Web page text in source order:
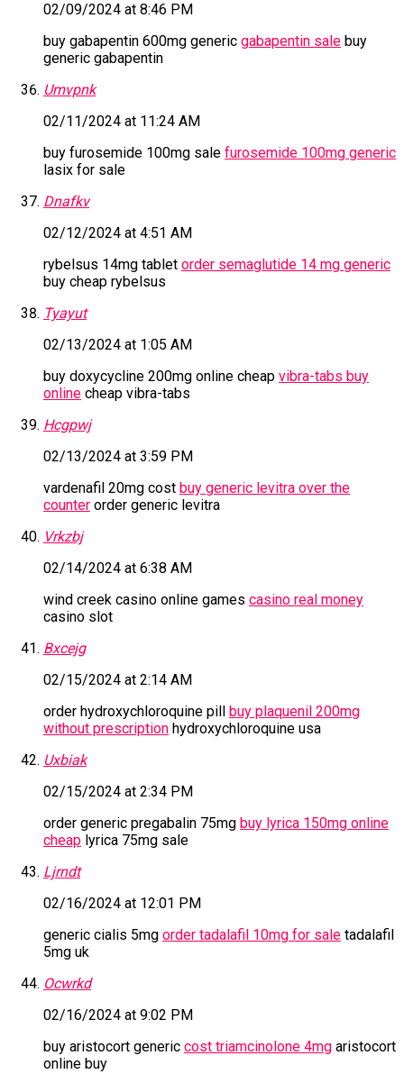
02/09/2024 at 8:46 PM
buy gabapentin 600mg generic gabapentin sale buy
generic gabapentin
Umvpnk
02/11/2024 at 11:24 AM
buy furosemide 100mg sale furosemide 100mg generic
lasix for sale
Dnafkv
02/12/2024 at 4:51 AM
rybelsus 14mg tablet order semaglutide 14 mg generic
buy cheap rybelsus
Tyayut
02/13/2024 at 1:05 AM
buy doxycycline 200mg online cheap vibra-tabs buy
online cheap vibra-tabs
Hcgpwj
02/13/2024 at 3:59 PM
vardenafil 20mg cost buy generic levitra over the
counter order generic levitra
Vrkzbj
02/14/2024 at 6:38 AM
wind creek casino online games casino real money
casino slot
Bxcejg
02/15/2024 at 2:14 AM
order hydroxychloroquine pill buy plaquenil 200mg
without prescription hydroxychloroquine usa
Uxbiak
02/15/2024 at 2:34 PM
order generic pregabalin 75mg buy lyrica 150mg online
cheap lyrica 75mg sale
Ljrndt
02/16/2024 at 12:01 PM
generic cialis 5mg order tadalafil 10mg for sale tadalafil
5mg uk
Ocwrkd
02/16/2024 at 9:02 PM
buy aristocort generic cost triamcinolone 4mg aristocort
online buy